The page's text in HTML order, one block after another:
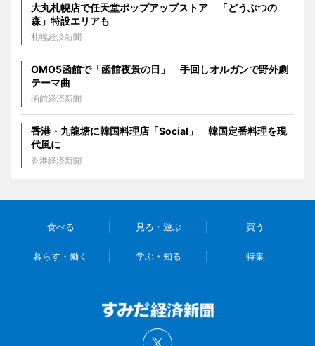
大丸札幌店で任天堂ポップアップストア 「どうぶつの
森」特設エリアも
札幌経済新聞
OMO5函館で「函館夜景の日」 手回しオルガンで野外劇
テーマ曲
函館経済新聞
香港・九龍塘に韓国料理店「Social」 韓国定番料理を現
代風に
香港経済新聞
食べる 見る・遊ぶ 買う
暮らす・働く 学ぶ・知る 特集